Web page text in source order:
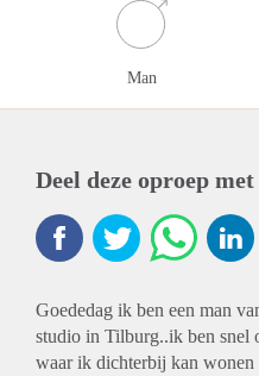
Man
Deel deze oproep
Goededag ik ben een man
studio in Tilburg..ik ben snel
waar ik dichterbij kan